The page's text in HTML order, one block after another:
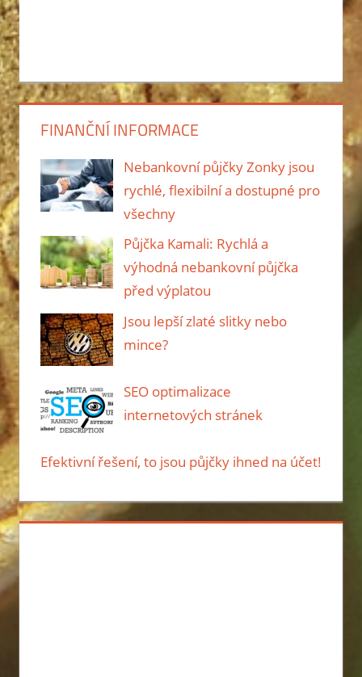
FINANČNÍ INFORMACE
Nebankovní půjčky Zonky jsou
rychlé, flexibilní a dostupné pro
všechny
Půjčka Kamali: Rychlá a
výhodná nebankovní půjčka
před výplatou
Jsou lepší zlaté slitky nebo
mince?
SEO optimalizace
internetových stránek
Efektivní řešení, to jsou půjčky ihned na účet!